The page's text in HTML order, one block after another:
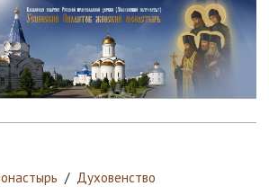
/ Духовенство